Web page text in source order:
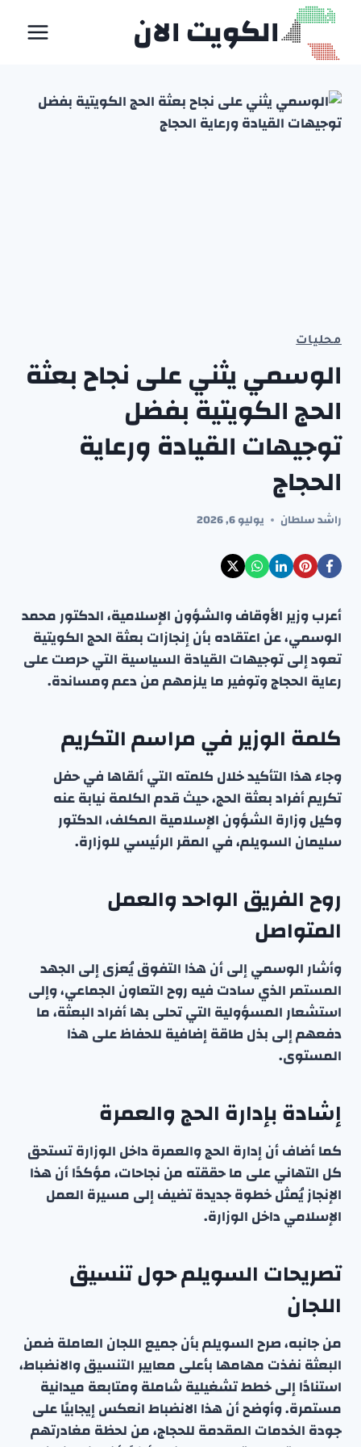
التجاوز
المحتوى
الكويت الان
محليات
الوسمي يثني على نجاح بعثة
الحج الكويتية بفضل
توجيهات القيادة ورعاية
الحجاج
راشد سلطان يوليو 6, 2026
أعرب وزير الأوقاف والشؤون الإسلامية، الدكتور محمد
الوسمي، عن اعتقاده بأن إنجازات بعثة الحج الكويتية
تعود إلى توجيهات القيادة السياسية التي حرصت على
رعاية الحجاج وتوفير ما يلزمهم من دعم ومساندة.
كلمة الوزير في مراسم التكريم
وجاء هذا التأكيد خلال كلمته التي ألقاها في حفل
تكريم أفراد بعثة الحج، حيث قدم الكلمة نيابة عنه
وكيل وزارة الشؤون الإسلامية المكلف، الدكتور
سليمان السويلم، في المقر الرئيسي للوزارة.
روح الفريق الواحد والعمل
المتواصل
وأشار الوسمي إلى أن هذا التفوق يُعزى إلى الجهد
المستمر الذي سادت فيه روح التعاون الجماعي، وإلى
استشعار المسؤولية التي تحلى بها أفراد البعثة، ما
دفعهم إلى بذل طاقة إضافية للحفاظ على هذا
المستوى.
إشادة بإدارة الحج والعمرة
كما أضاف أن إدارة الحج والعمرة داخل الوزارة تستحق
كل التهاني على ما حققته من نجاحات، مؤكدًا أن هذا
الإنجاز يُمثل خطوة جديدة تضيف إلى مسيرة العمل
الإسلامي داخل الوزارة.
تصريحات السويلم حول تنسيق
اللجان
من جانبه، صرح السويلم بأن جميع اللجان العاملة ضمن
البعثة نفذت مهامها بأعلى معايير التنسيق والانضباط،
استنادًا إلى خطط تشغيلية شاملة ومتابعة ميدانية
مستمرة. وأوضح أن هذا الانضباط انعكس إيجابيًا على
جودة الخدمات المقدمة للحجاج، من لحظة مغادرتهم